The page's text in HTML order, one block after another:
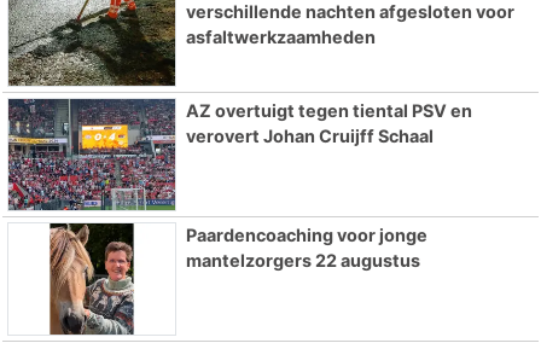
verschillende nachten afgesloten voor
asfaltwerkzaamheden
AZ overtuigt tegen tiental PSV en
verovert Johan Cruijff Schaal
Paardencoaching voor jonge
mantelzorgers 22 augustus